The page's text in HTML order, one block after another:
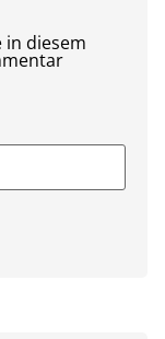
in diesem